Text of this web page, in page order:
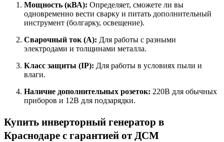
Мощность (кВА): Определяет, сможете ли вы
одновременно вести сварку и питать дополнительный
инструмент (болгарку, освещение).
Сварочный ток (А): Для работы с разными
электродами и толщинами металла.
Класс защиты (IP): Для работы в условиях пыли и
влаги.
Наличие дополнительных розеток: 220В для обычных
приборов и 12В для подзарядки.
Купить инверторный генератор в
Краснодаре с гарантией от ДСМ